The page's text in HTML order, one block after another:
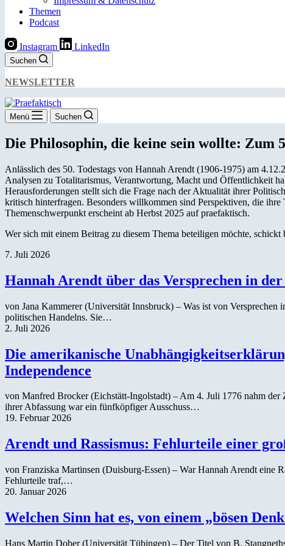
Themen
Podcast
Instagram LinkedIn
Suchen
NEWSLETTER
Menü Suchen
Die Philosophin, die keine sein wollte: Zum
Anlässlich des 50. Todestags von Hannah Arendt (1906-1975) am
Analysen zu Totalitarismus, Verantwortung, Macht und Öffentlichkeit
Herausforderungen stellt sich die Frage nach der Aktualität ihrer
kritisch hinterfragen. Besonders willkommen sind Perspektiven, die
Themenschwerpunkt erscheint ab Herbst 2025 auf praefaktisch.
Wer sich mit einem Beitrag zu diesem Thema beteiligen möchte, schickt
7. Juli 2026
Hannah Arendt über das Versprechen in
von Jana Kammerer (Universität Innsbruck) – Was ist von
politischen Handelns. Sie…
2. Juli 2026
Die amerikanische
Independence
von Manfred Brocker (Eichstätt-Ingolstadt) – Am 4. Juli 1776 nahm
ihrer Abfassung war ein fünfköpfiger Ausschuss…
19. Februar 2026
Arendt und Rassismus: Fehlurteile einer
von Franziska Martinsen (Duisburg-Essen) – War Hannah Arendt eine
Fehlurteile traf,…
20. Januar 2026
Welchen Sinn hat es, von einem „bösen
Hans Martin Dober (Universität Tübingen) – Der Titel von B.